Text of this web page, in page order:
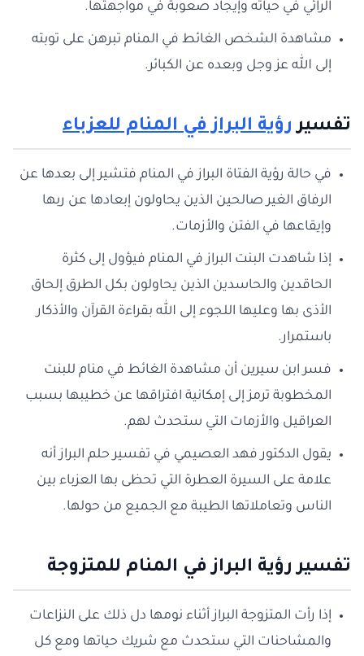
الرائي في حياته وإيجاد صعوبة في مواجهتها.
مشاهدة الشخص الغائط في المنام تبرهن على توبته
إلى الله عز وجل وبعده عن الكبائر.
تفسير رؤية البراز في المنام للعزباء
في حالة رؤية الفتاة البراز في المنام فتشير إلى بعدها عن
الرفاق الغير صالحين الذين يحاولون إبعادها عن ربها
وإيقاعها في الفتن والأزمات.
إذا شاهدت البنت البراز في المنام فيؤول إلى كثرة
الحاقدين والحاسدين الذين يحاولون بكل الطرق إلحاق
الأذى بها وعليها اللجوء إلى الله بقراءة القرآن والأذكار
باستمرار.
فسر ابن سيرين أن مشاهدة الغائط في منام للبنت
المخطوبة ترمز إلى إمكانية افتراقها عن خطيبها بسبب
العراقيل والأزمات التي ستحدث لهم.
يقول الدكتور فهد العصيمي في تفسير حلم البراز أنه
علامة على السيرة العطرة التي تحظى بها العزباء بين
الناس وتعاملاتها الطيبة مع الجميع من حولها.
تفسير رؤية البراز في المنام للمتزوجة
إذا رأت المتزوجة البراز أثناء نومها دل ذلك على النزاعات
والمشاحنات التي ستحدث مع شريك حياتها ومع كل